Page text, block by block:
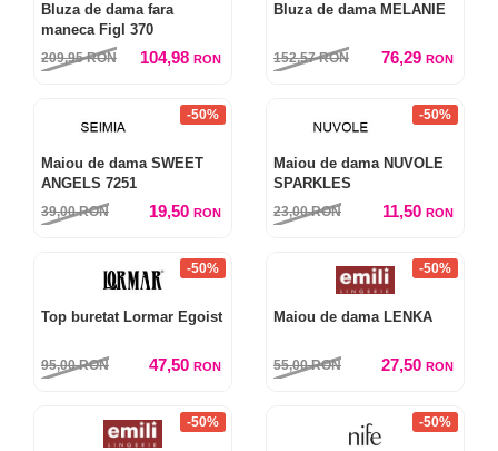
Bluza de dama fara
maneca Figl 370
209,95RON 104,98 RON
Bluza de dama MELANIE
152,57RON 76,29 RON
-50%
Maiou de dama SWEET
ANGELS 7251
39,00RON 19,50 RON
-50%
Maiou de dama NUVOLE
SPARKLES
23,00RON 11,50 RON
-50%
Top buretat Lormar Egoist
95,00RON 47,50 RON
-50%
Maiou de dama LENKA
55,00RON 27,50 RON
-50% -50%